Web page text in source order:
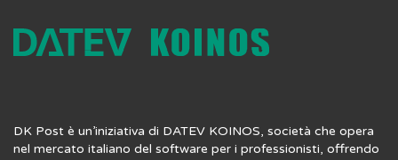
DK Post è un’iniziativa di DATEV KOINOS, società che opera
nel mercato italiano del software per i professionisti, offrendo